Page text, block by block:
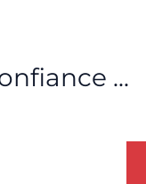
...